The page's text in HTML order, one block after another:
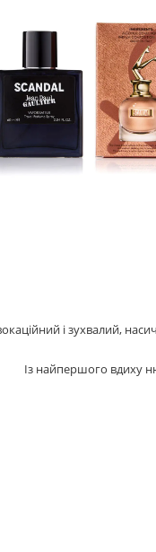
і зухвалий,
Із найпершого вдиху